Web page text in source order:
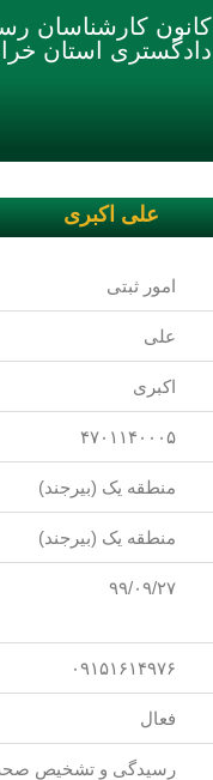
کانون کارشناسان
دادگستری استان
علی اکبری
امور ثبتی
علی
اکبری
۴۷۰۱۱۴۰۰۰۵
منطقه یک (بیرجند)
منطقه یک (بیرجند)
۹۹/۰۹/۲۷
۰۹۱۵۱۶۱۴۹۷۶
فعال
رسیدگی و تشخیص